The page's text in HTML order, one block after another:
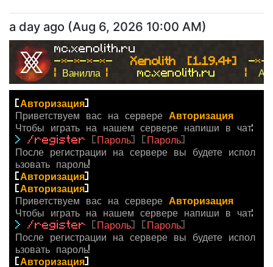
a day ago (Aug 6, 2026 10:00 AM)
mc.xenolith.ru
-*-*-*-*-
  Xenolith  [1.19.4+]
-*-
| Ванилла |
     mc.xenolith.ru
|
[Авторизация]
Приветствуем вас на сервере Авторизация
Чтобы играть на нашем сервере напиши в чат:
> /register [Пароль] [Пароль]
После регистрации на сервере вы будете испол
ьзовать пароль!
[Авторизация]
[Авторизация]
Приветствуем вас на сервере Авторизация
Чтобы играть на нашем сервере напиши в чат:
> /register [Пароль] [Пароль]
После регистрации на сервере вы будете испол
ьзовать пароль!
[Авторизация]